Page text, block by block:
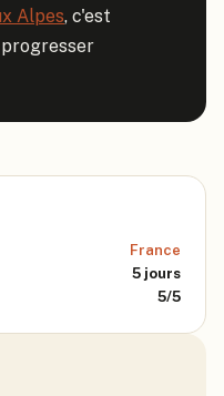
Alpes, c'est
France
5 jours
5/5